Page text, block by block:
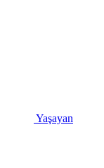
Yaşayan